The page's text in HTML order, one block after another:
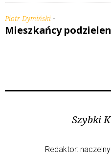
Piotr Dymiński -
Mieszkańcy
Szybki
Redaktor: